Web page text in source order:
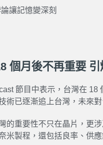
讓記憶變深刻
個月後不再重要 引
節目中表示，台灣在 18
術已逐漸追上台灣，未來對
的重要性不只在晶片，更
米製程，還包括良率、供